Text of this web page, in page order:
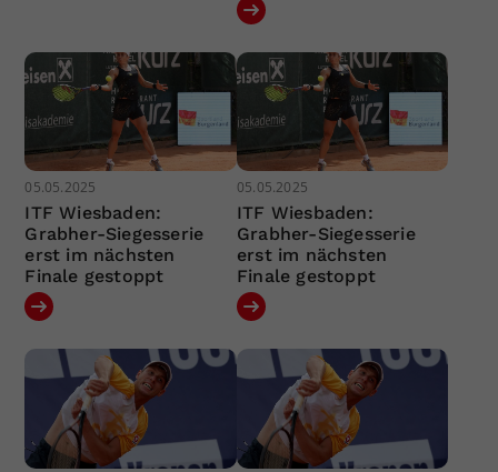
05.05.2025
ITF Wiesbaden:
Grabher-Siegesserie
erst im nächsten
Finale gestoppt
05.05.2025
ITF Wiesbaden:
Grabher-Siegesserie
erst im nächsten
Finale gestoppt